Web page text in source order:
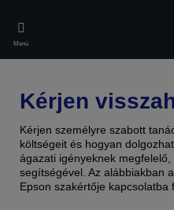
main
content
Menü
Kérjen
Kérjen személyre szabott
költségeit és hogyan
ágazati igényeknek
segítségével. Az alábbiakban
Epson szakértője kapcsolatba